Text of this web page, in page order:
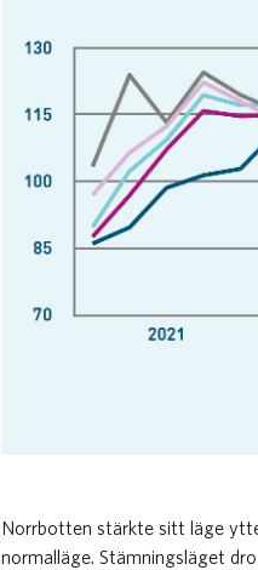
Norrbotten stärkte sitt läge
normalläge. Stämningsläget